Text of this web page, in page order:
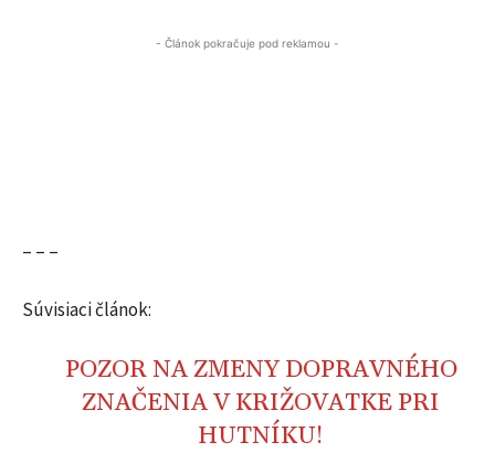
- Článok pokračuje pod reklamou -
– – –
Súvisiaci článok:
POZOR NA ZMENY DOPRAVNÉHO
ZNAČENIA V KRIŽOVATKE PRI
HUTNÍKU!